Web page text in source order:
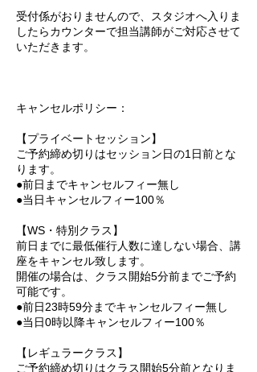
受付係がおりませんので、スタジオへ入りま
したらカウンターで担当講師がご対応させて
いただきます。
キャンセルポリシー：
【プライベートセッション】
ご予約締め切りはセッション日の1日前とな
ります。
●前日までキャンセルフィー無し
●当日キャンセルフィー100％
【WS・特別クラス】
前日までに最低催行人数に達しない場合、講
座をキャンセル致します。
開催の場合は、クラス開始5分前までご予約
可能です。
●前日23時59分までキャンセルフィー無し
●当日0時以降キャンセルフィー100％
【レギュラークラス】
ご予約締め切りはクラス開始5分前となりま